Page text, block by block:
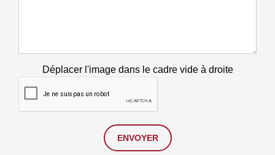
Déplacer l'image dans le cadre vide à droite
ENVOYER